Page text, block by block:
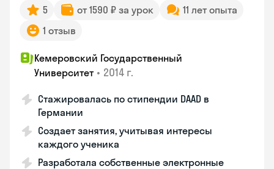
5 от 1590 ₽ за урок
11 лет опыта
1 отзыв
Кемеровский Государственный
Университет • 2014 г.
Стажировалась по стипендии DAAD в
Германии
Создает занятия, учитывая интересы
каждого ученика
Разработала собственные электронные